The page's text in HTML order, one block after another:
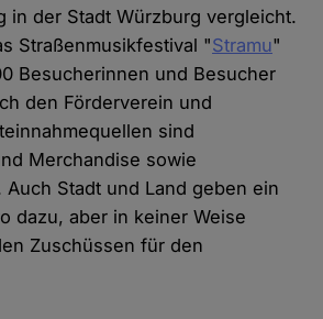
in der Stadt Würzburg vergleicht.
Straßenmusikfestival "Stramu"
Besucherinnen und Besucher
den Förderverein und
sind
Merchandise sowie
Auch Stadt und Land geben ein
dazu, aber in keiner Weise
Zuschüssen für den